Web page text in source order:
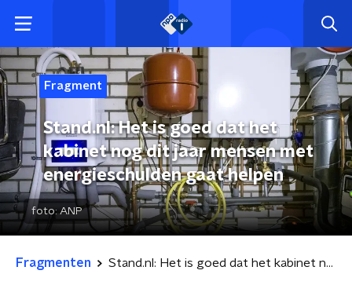
Fragment
Stand.nl: Het is goed dat het
kabinet nog dit jaar mensen met
energieschulden gaat helpen
foto: ANP
Fragmenten Stand.nl: Het is goed dat het kabinet nog dit jaar mensen met energieschulden gaat helpen